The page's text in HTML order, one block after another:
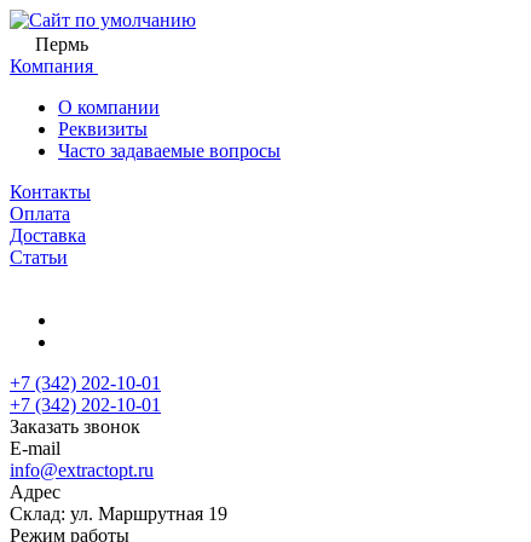
Пермь
Компания
О компании
Реквизиты
Часто задаваемые вопросы
Контакты
Оплата
Доставка
Статьи
+7 (342) 202-10-01
+7 (342) 202-10-01
Заказать звонок
E-mail
info@extractopt.ru
Адрес
Склад: ул. Маршрутная 19
Режим работы